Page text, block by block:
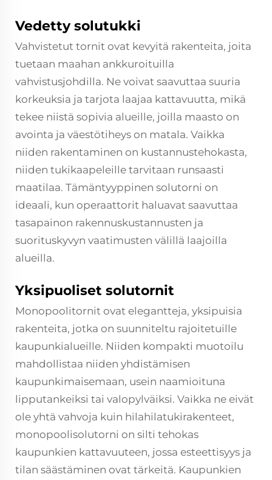
Vedetty solutukki
Vahvistetut tornit ovat kevyitä rakenteita, joita
tuetaan maahan ankkuroituilla
vahvistusjohdilla. Ne voivat saavuttaa suuria
korkeuksia ja tarjota laajaa kattavuutta, mikä
tekee niistä sopivia alueille, joilla maasto on
avointa ja väestötiheys on matala. Vaikka
niiden rakentaminen on kustannustehokasta,
niiden tukikaapeleille tarvitaan runsaasti
maatilaa. Tämäntyyppinen solutorni on
ideaali, kun operaattorit haluavat saavuttaa
tasapainon rakennuskustannusten ja
suorituskyvyn vaatimusten välillä laajoilla
alueilla.
Yksipuoliset solutornit
Monopoolitornit ovat elegantteja, yksipuisia
rakenteita, jotka on suunniteltu rajoitetuille
kaupunkialueille. Niiden kompakti muotoilu
mahdollistaa niiden yhdistämisen
kaupunkimaisemaan, usein naamioituna
lipputankeiksi tai valopylväiksi. Vaikka ne eivät
ole yhtä vahvoja kuin hilahilatukirakenteet,
monopoolisolutorni on silti tehokas
kaupunkien kattavuuteen, jossa esteettisyys ja
tilan säästäminen ovat tärkeitä. Kaupunkien